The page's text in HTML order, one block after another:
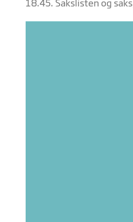
18.45. Sakslisten og